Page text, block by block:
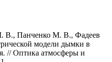
В., Панченко М. В., Фадеев
модели дымки в
// Оптика атмосферы и